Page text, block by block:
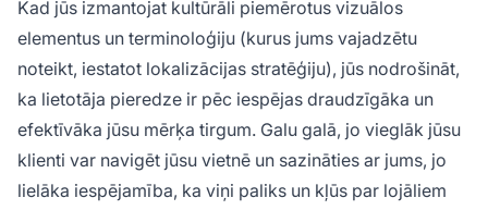
Kad jūs izmantojat kultūrāli piemērotus vizuālos
elementus un terminoloģiju (kurus jums vajadzētu
noteikt, iestatot lokalizācijas stratēģiju), jūs nodrošināt,
ka lietotāja pieredze ir pēc iespējas draudzīgāka un
efektīvāka jūsu mērķa tirgum. Galu galā, jo vieglāk jūsu
klienti var navigēt jūsu vietnē un sazināties ar jums, jo
lielāka iespējamība, ka viņi paliks un kļūs par lojāliem